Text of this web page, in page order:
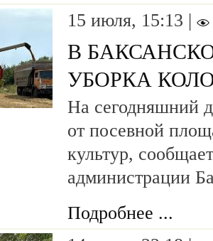
15 июля, 15:13 |
В
УБОРКА
На сегодняшний
от посевной
культур,
администрации
Подробнее ...